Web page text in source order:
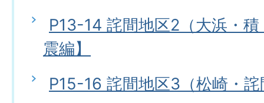
P13-14 詫間地区2（大浜・
震編】
P15-16 詫間地区3（松崎・